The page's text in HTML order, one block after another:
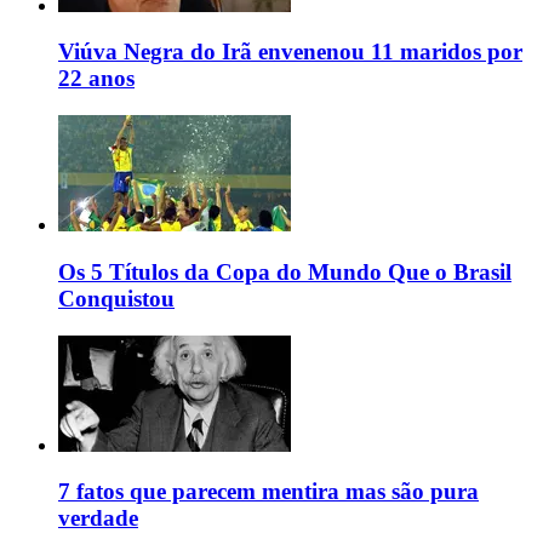
Viúva Negra do Irã envenenou 11 maridos por
22 anos
Os 5 Títulos da Copa do Mundo Que o Brasil
Conquistou
7 fatos que parecem mentira mas são pura
verdade